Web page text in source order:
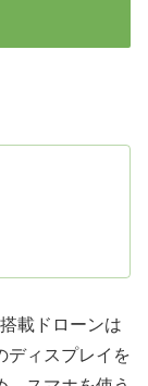
載ドローンは
ディスプレイを